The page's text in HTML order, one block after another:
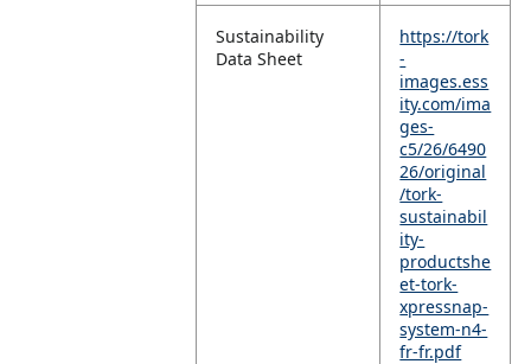
Sustainability
Data Sheet
https://tork
-
images.ess
ity.com/ima
ges-
c5/26/6490
26/original
/tork-
sustainabil
ity-
productshe
et-tork-
xpressnap-
system-n4-
fr-fr.pdf